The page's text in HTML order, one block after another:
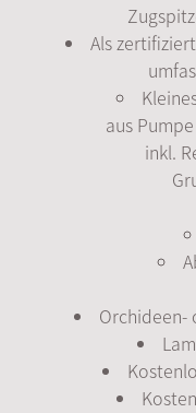
Als
aus
inkl.
Orchideen-